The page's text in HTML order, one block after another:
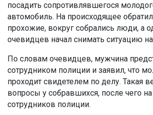
посадить сопротивлявшегося
автомобиль. На происходящее
прохожие, вокруг собрались люди, а
очевидцев начал снимать ситуацию
По словам очевидцев, мужчина
сотрудником полиции и заявил, что
проходит свидетелем по делу. Такая
вопросы у собравшихся, после чего
сотрудников полиции.